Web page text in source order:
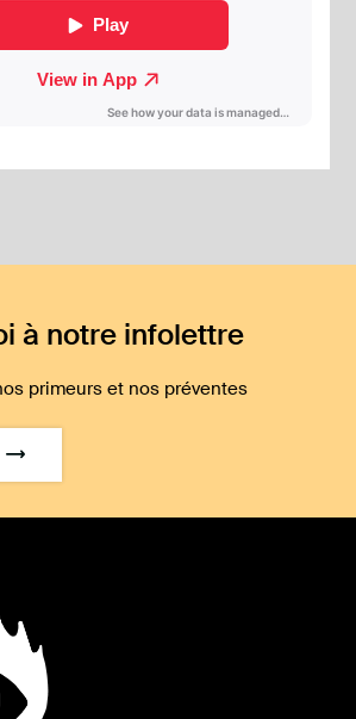
à notre infolettre
primeurs et nos préventes